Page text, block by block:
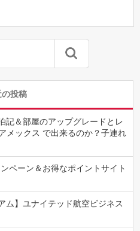
の投稿
記＆部屋のアップグレードとレ
メックス で出来るのか？子連れ
ペーン＆お得なポイントサイト
ム】ユナイテッド航空ビジネス